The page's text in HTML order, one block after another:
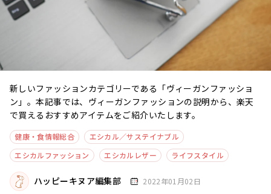
新しいファッションカテゴリーである「ヴィーガンファッショ
ン」。本記事では、ヴィーガンファッションの説明から、楽天
で買えるおすすめアイテムをご紹介いたします。
健康・食情報総合
エシカル／サステイナブル
エシカルファッション
エシカルレザー ライフスタイル
ハッピーキヌア編集部 2022年01月02日